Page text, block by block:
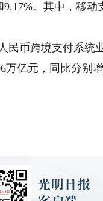
9.17%。其中，移
币跨境支付系统业
万亿元，同比分别